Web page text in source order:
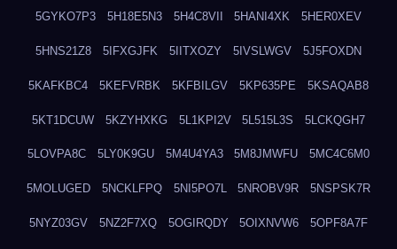
5GYKO7P3 5H18E5N3 5H4C8VII 5HANI4XK 5HER0XEV
5HNS21Z8 5IFXGJFK 5IITXOZY 5IVSLWGV 5J5FOXDN
5KAFKBC4 5KEFVRBK 5KFBILGV 5KP635PE 5KSAQAB8
5KT1DCUW 5KZYHXKG 5L1KPI2V 5L515L3S 5LCKQGH7
5LOVPA8C 5LY0K9GU 5M4U4YA3 5M8JMWFU 5MC4C6M0
5MOLUGED 5NCKLFPQ 5NI5PO7L 5NROBV9R 5NSPSK7R
5NYZ03GV 5NZ2F7XQ 5OGIRQDY 5OIXNVW6 5OPF8A7F